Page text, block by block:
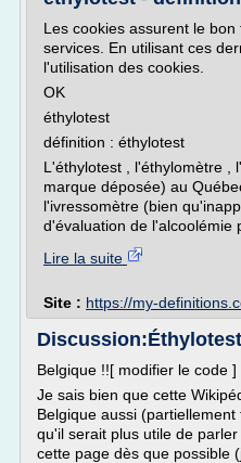
Les cookies assurent le
services. En utilisant ces
l'utilisation des cookies.
OK
éthylotest
définition : éthylotest
L'éthylotest , l'éthylomètre ,
marque déposée) au
l'ivressomètre (bien
d'évaluation de l'alcoolémie
Lire la suite
Site : https://my-
Belgique !![ modifier le code ]
Je sais bien que cette
Belgique aussi
qu'il serait plus utile de
cette page dès que possible